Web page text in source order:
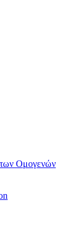
των Ομογενών